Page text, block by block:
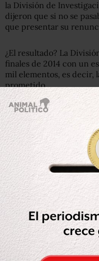
la División de
dijeron que si no se
que presentar su
¿El resultado? La
finales de 2014 con un
mil elementos, es decir,
prometido.
Los datos oficiales
transparencia
división coincide con el
de otras divisiones de
versión de que se
Por ejemplo, la División
cerró el 2014 con 3 mil
menos que el año
cerró ese año con 1 mil
año anterior; la División
14 mil 744 efectivos, mil
Seguridad Regional
elementos, que fueron